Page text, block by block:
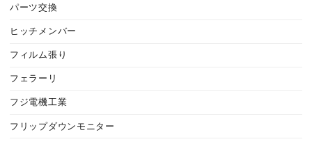
パーツ交換
ヒッチメンバー
フィルム張り
フェラーリ
フジ電機工業
フリップダウンモニター